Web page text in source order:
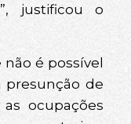
justificou o
é possível
presunção de
ocupações